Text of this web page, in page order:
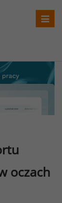
oczach